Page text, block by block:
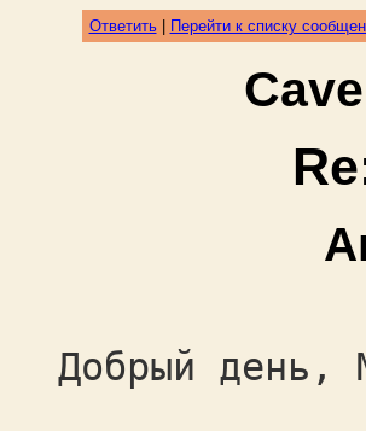
Ответить| Перейти к списку
Добрый день,